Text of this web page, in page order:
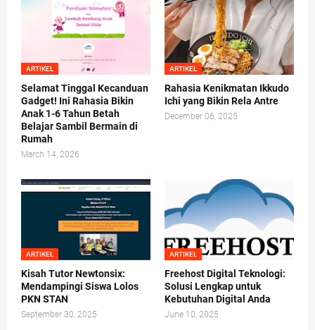
ARTIKEL
Selamat Tinggal Kecanduan
Gadget! Ini Rahasia Bikin
Anak 1-6 Tahun Betah
Belajar Sambil Bermain di
Rumah
March 14, 2026
ARTIKEL
Rahasia Kenikmatan Ikkudo
Ichi yang Bikin Rela Antre
December 06, 2025
ARTIKEL
Kisah Tutor Newtonsix:
Mendampingi Siswa Lolos
PKN STAN
September 30, 2025
ARTIKEL
Freehost Digital Teknologi:
Solusi Lengkap untuk
Kebutuhan Digital Anda
June 10, 2025